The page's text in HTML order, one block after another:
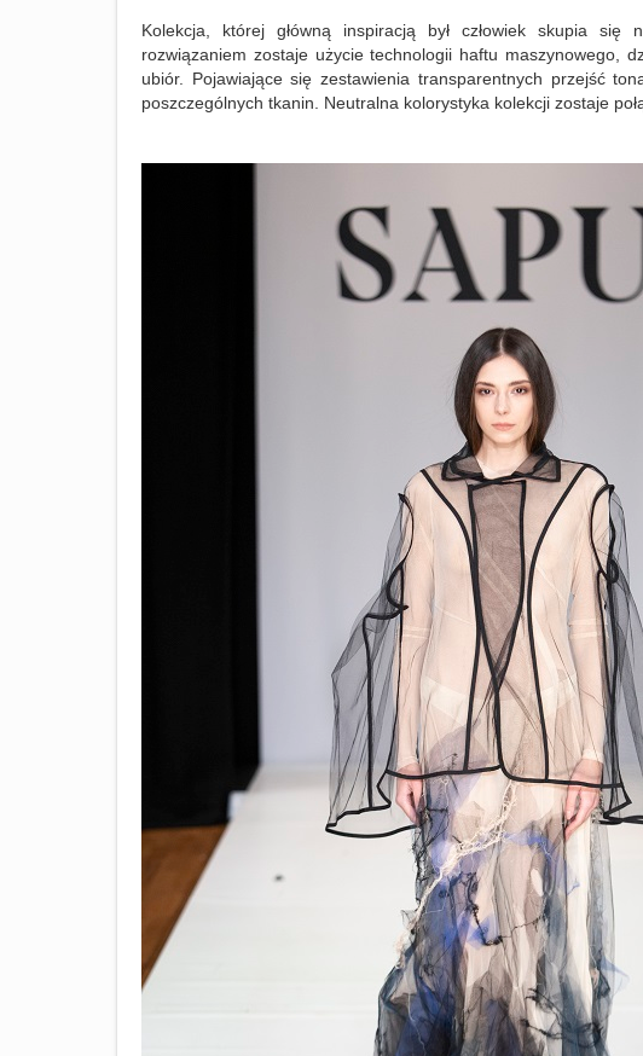
Kolekcja, której główną inspiracją był człowiek skupia się
rozwiązaniem zostaje użycie technologii haftu maszynowego,
ubiór. Pojawiające się zestawienia transparentnych przejść
poszczególnych tkanin. Neutralna kolorystyka kolekcji zostaje